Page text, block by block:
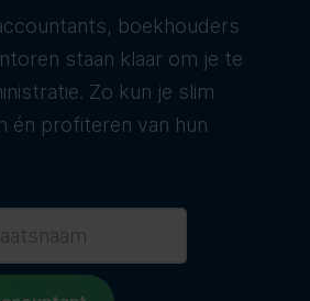
boekhouders
staan klaar om je te
Zo kun je slim
én profiteren van hun